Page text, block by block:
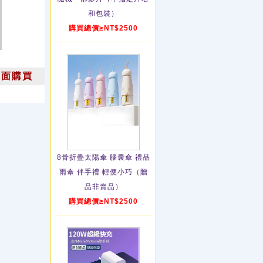
購買
和包裝）
購買總價≥NT$2500
8骨折疊太陽傘 膠囊傘 禮品
雨傘 伴手禮 輕便小巧（贈
品非賣品）
購買總價≥NT$2500